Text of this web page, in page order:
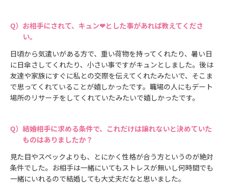
お相手にされて、キュン❤とした事があれば教えてくださ
い。
日頃から気遣いがある方で、重い荷物を持ってくれたり、暑い日
に日傘さしてくれたり、小さい事ですがキュンとしました。後は
友達や家族にすぐに私との交際を伝えてくれたみたいで、そこま
で思ってくれていることが嬉しかったです。職場の人にもデート
場所のリサーチをしてくれていたみたいで嬉しかったです。
結婚相手に求める条件で、これだけは譲れないと決めていた
ものはありましたか？
見た目やスペックよりも、とにかく性格が合う方というのが絶対
条件でした。お相手は一緒にいてもストレスが無いし何時間でも
一緒にいれるので結婚しても大丈夫だなと思いました。